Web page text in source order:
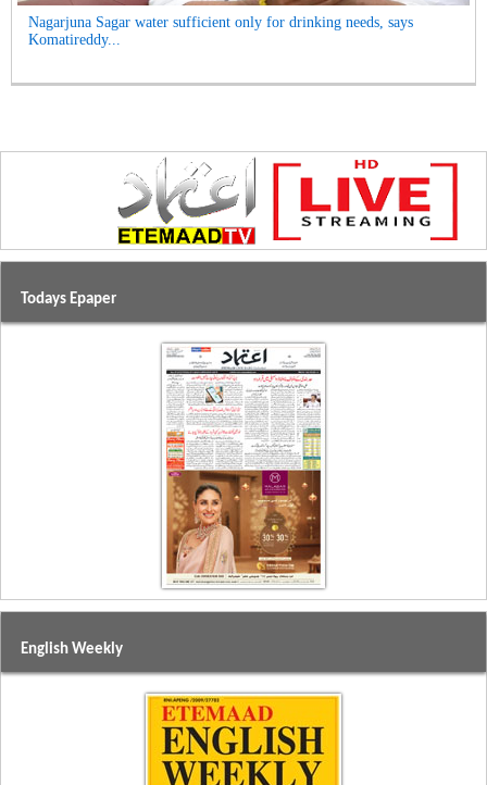
Nagarjuna Sagar water sufficient only for drinking needs, says
Komatireddy...
Todays Epaper
English Weekly